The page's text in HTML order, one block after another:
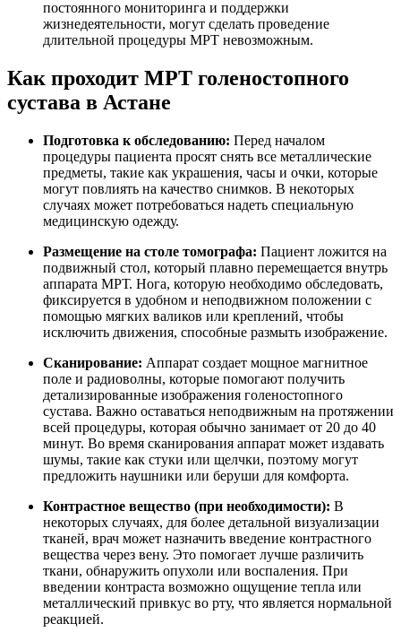
постоянного мониторинга и поддержки
жизнедеятельности, могут сделать проведение
длительной процедуры МРТ невозможным.
Как проходит МРТ голеностопного
сустава в Астане
Подготовка к обследованию: Перед началом
процедуры пациента просят снять все металлические
предметы, такие как украшения, часы и очки, которые
могут повлиять на качество снимков. В некоторых
случаях может потребоваться надеть специальную
медицинскую одежду.
Размещение на столе томографа: Пациент ложится на
подвижный стол, который плавно перемещается внутрь
аппарата МРТ. Нога, которую необходимо обследовать,
фиксируется в удобном и неподвижном положении с
помощью мягких валиков или креплений, чтобы
исключить движения, способные размыть изображение.
Сканирование: Аппарат создает мощное магнитное
поле и радиоволны, которые помогают получить
детализированные изображения голеностопного
сустава. Важно оставаться неподвижным на протяжении
всей процедуры, которая обычно занимает от 20 до 40
минут. Во время сканирования аппарат может издавать
шумы, такие как стуки или щелчки, поэтому могут
предложить наушники или беруши для комфорта.
Контрастное вещество (при необходимости): В
некоторых случаях, для более детальной визуализации
тканей, врач может назначить введение контрастного
вещества через вену. Это помогает лучше различить
ткани, обнаружить опухоли или воспаления. При
введении контраста возможно ощущение тепла или
металлический привкус во рту, что является нормальной
реакцией.